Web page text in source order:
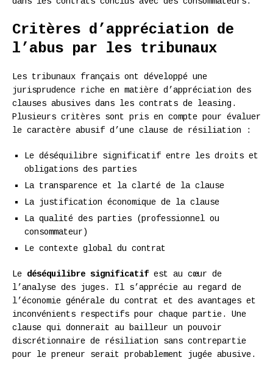
Critères d’appréciation de
l’abus par les tribunaux
Les tribunaux français ont développé une
jurisprudence riche en matière d’appréciation des
clauses abusives dans les contrats de leasing.
Plusieurs critères sont pris en compte pour évaluer
le caractère abusif d’une clause de résiliation :
Le déséquilibre significatif entre les droits et
obligations des parties
La transparence et la clarté de la clause
La justification économique de la clause
La qualité des parties (professionnel ou
consommateur)
Le contexte global du contrat
Le déséquilibre significatif est au cœur de
l’analyse des juges. Il s’apprécie au regard de
l’économie générale du contrat et des avantages et
inconvénients respectifs pour chaque partie. Une
clause qui donnerait au bailleur un pouvoir
discrétionnaire de résiliation sans contrepartie
pour le preneur serait probablement jugée abusive.